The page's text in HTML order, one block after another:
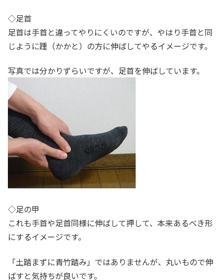
◇足首
足首は手首と違ってやりにくいのですが、やはり手首と同
じように踵（かかと）の方に伸ばしてやるイメージです。
写真では分かりずらいですが、足首を伸ばしています。
◇足の甲
これも手首や足首同様に伸ばして押して、本来あるべき形
にするイメージです。
「土踏まずに青竹踏み」ではありませんが、丸いもので伸
ばすと気持ちが良いです。